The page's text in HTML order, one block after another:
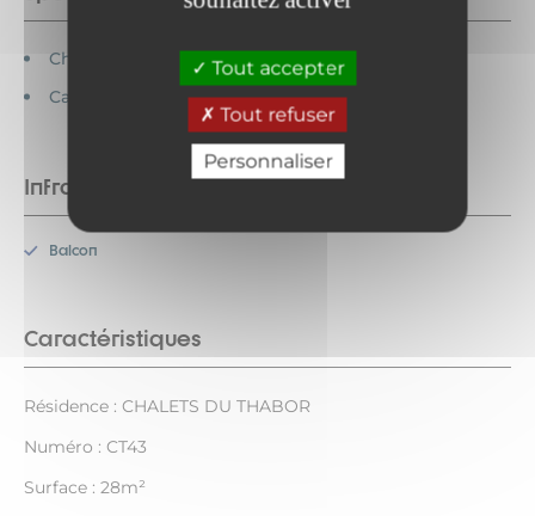
Tout accepter
Tout refuser
Personnaliser
Chèques vacances acceptés
Cartes bancaires acceptées
Infrastructures
Balcon
Caractéristiques
Résidence : CHALETS DU THABOR
Numéro : CT43
Surface : 28m²